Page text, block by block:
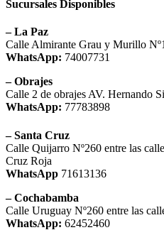
Sucursales Disponibles
– La Paz
Calle Almirante Grau y Murillo
WhatsApp: 74007731
– Obrajes
Calle 2 de obrajes AV. Hernando
WhatsApp: 77783898
– Santa Cruz
Calle Quijarro Nº260 entre las
Cruz Roja
WhatsApp 71613136
– Cochabamba
Calle Uruguay Nº260 entre las
WhatsApp: 62452460